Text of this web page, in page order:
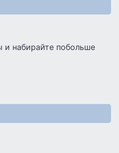
и набирайте побольше